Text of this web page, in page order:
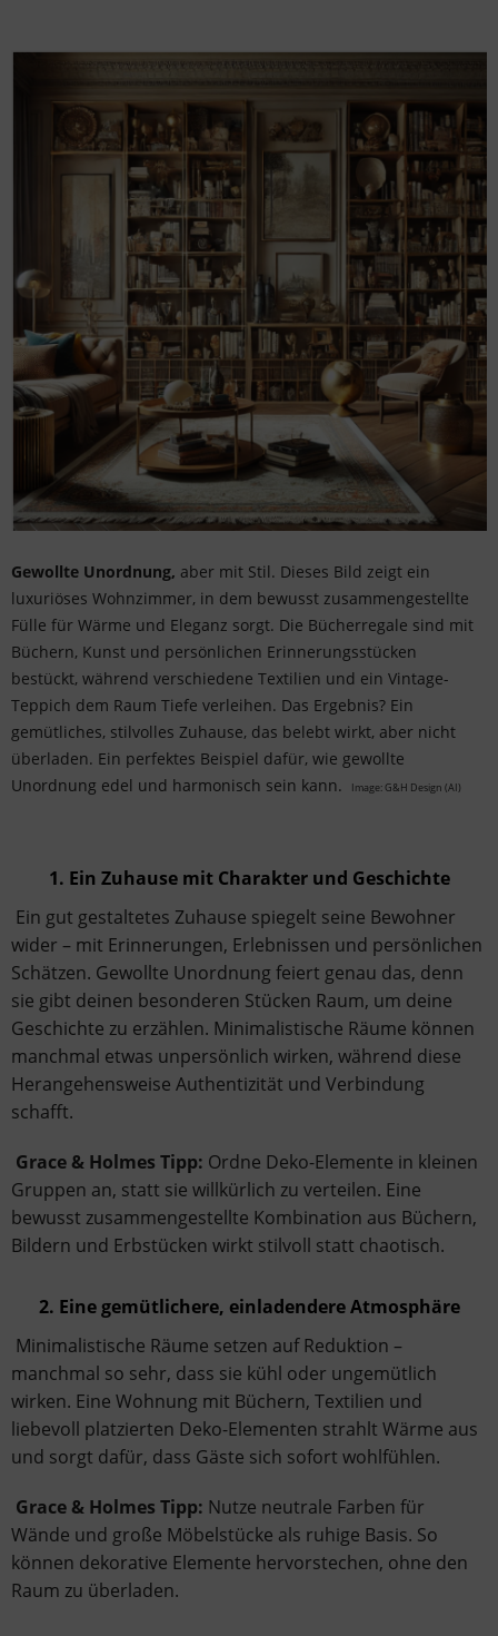
Gewollte Unordnung, aber mit Stil. Dieses Bild zeigt ein
luxuriöses Wohnzimmer, in dem bewusst zusammengestellte
Fülle für Wärme und Eleganz sorgt. Die Bücherregale sind mit
Büchern, Kunst und persönlichen Erinnerungsstücken
bestückt, während verschiedene Textilien und ein Vintage-
Teppich dem Raum Tiefe verleihen. Das Ergebnis? Ein
gemütliches, stilvolles Zuhause, das belebt wirkt, aber nicht
überladen. Ein perfektes Beispiel dafür, wie gewollte
Unordnung edel und harmonisch sein kann.
Image: G&H Design (AI)
1. Ein Zuhause mit Charakter und Geschichte
Ein gut gestaltetes Zuhause spiegelt seine Bewohner
wider – mit Erinnerungen, Erlebnissen und persönlichen
Schätzen. Gewollte Unordnung feiert genau das, denn
sie gibt deinen besonderen Stücken Raum, um deine
Geschichte zu erzählen. Minimalistische Räume können
manchmal etwas unpersönlich wirken, während diese
Herangehensweise Authentizität und Verbindung
schafft.
Grace & Holmes Tipp: Ordne Deko-Elemente in kleinen
Gruppen an, statt sie willkürlich zu verteilen. Eine
bewusst zusammengestellte Kombination aus Büchern,
Bildern und Erbstücken wirkt stilvoll statt chaotisch.
2. Eine gemütlichere, einladendere Atmosphäre
Minimalistische Räume setzen auf Reduktion –
manchmal so sehr, dass sie kühl oder ungemütlich
wirken. Eine Wohnung mit Büchern, Textilien und
liebevoll platzierten Deko-Elementen strahlt Wärme aus
und sorgt dafür, dass Gäste sich sofort wohlfühlen.
Grace & Holmes Tipp: Nutze neutrale Farben für
Wände und große Möbelstücke als ruhige Basis. So
können dekorative Elemente hervorstechen, ohne den
Raum zu überladen.